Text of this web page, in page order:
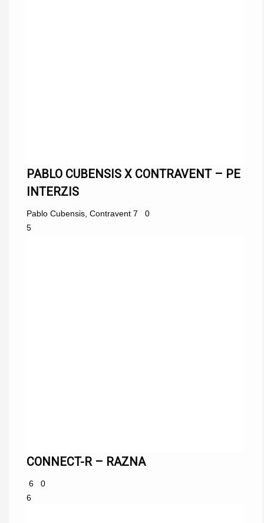
PABLO CUBENSIS X CONTRAVENT – PE
INTERZIS
Pablo Cubensis ,Contravent 7
0
5
CONNECT-R – RAZNA
6
0
6